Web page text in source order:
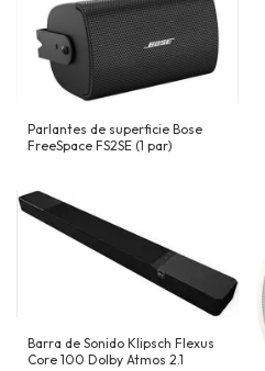
Parlantes de superficie Bose
FreeSpace FS2SE (1 par)
Barra de Sonido Klipsch Flexus
Core 100 Dolby Atmos 2.1